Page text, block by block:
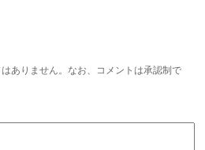
ありません。なお、コメントは承認制で